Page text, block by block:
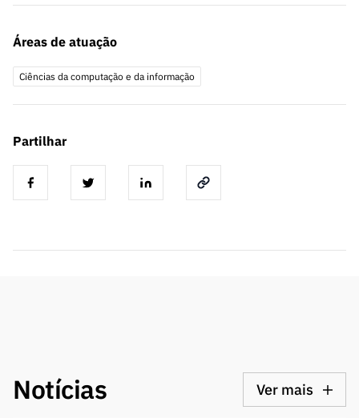
Áreas de atuação
Ciências da computação e da informação
Partilhar
Notícias Ver mais